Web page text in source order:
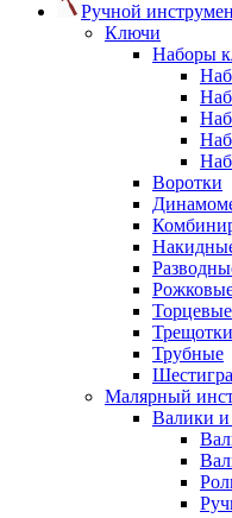
Ручной
Ключи
Наборы
Воротки
Торцевые
Трещотки
Трубные
Малярный
Валики и